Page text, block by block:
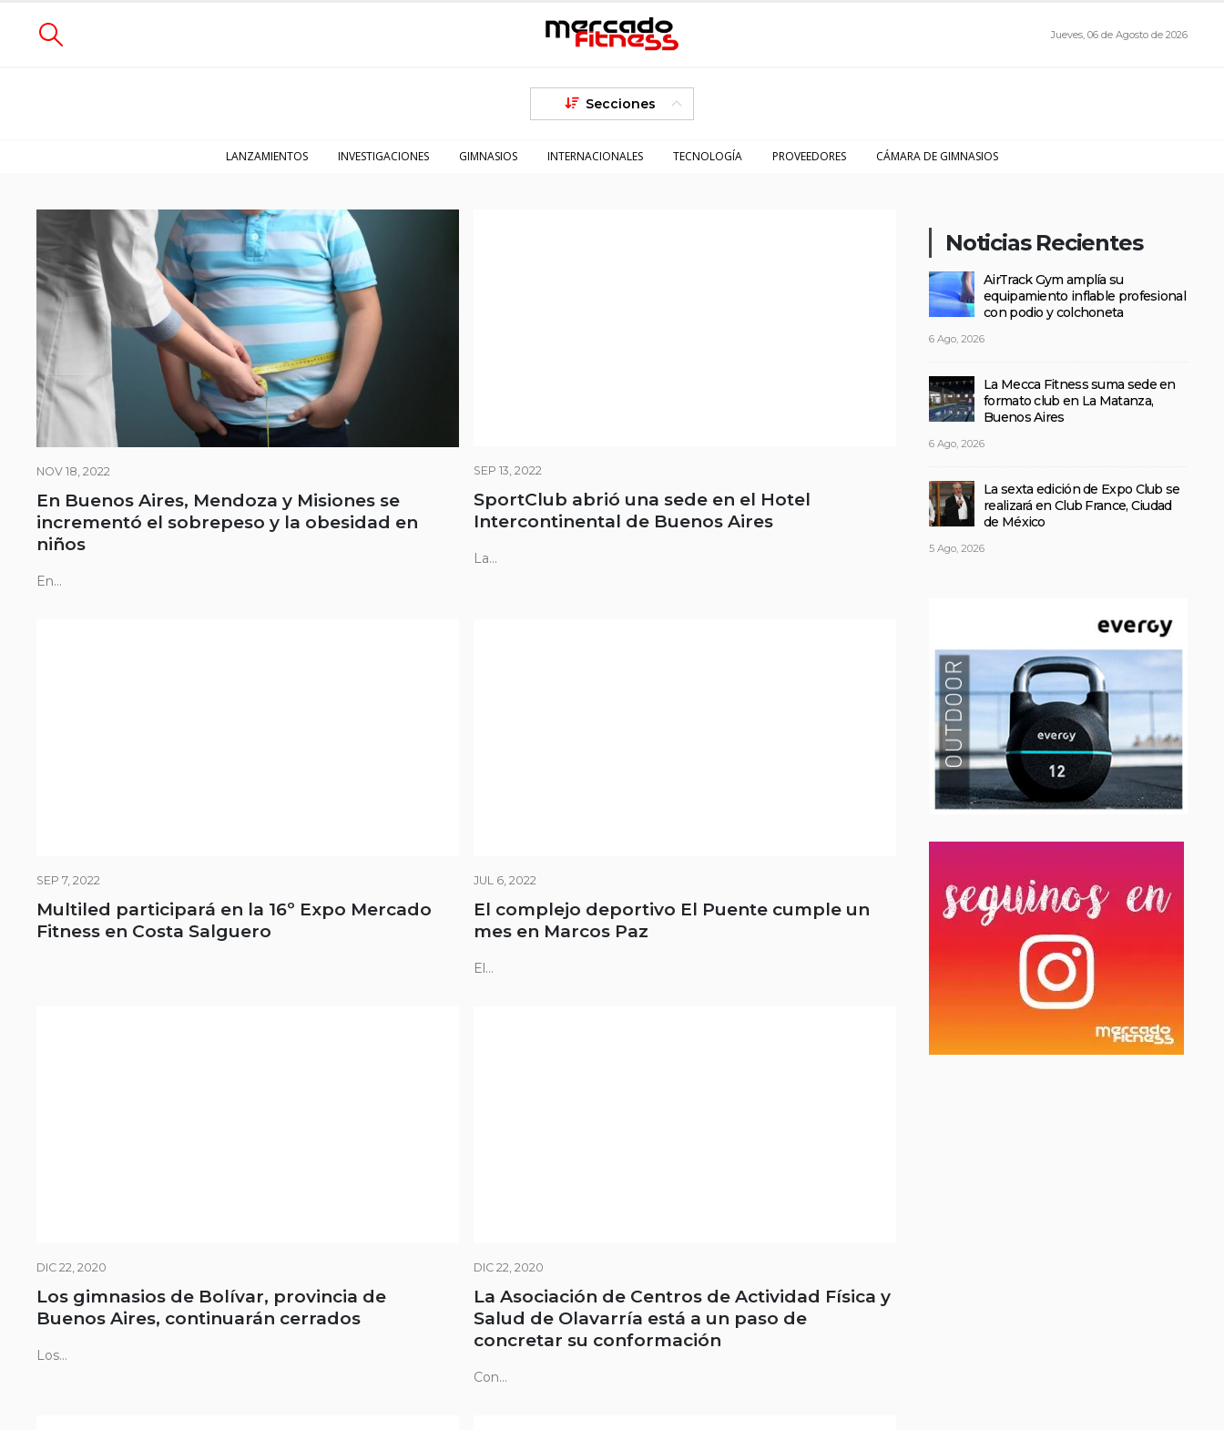
Jueves, 06 de Agosto de 2026
Secciones
LANZAMIENTOS INVESTIGACIONES GIMNASIOS INTERNACIONALES TECNOLOGÍA PROVEEDORES CÁMARA DE GIMNASIOS
NOV 18, 2022
En Buenos Aires, Mendoza y Misiones se
incrementó el sobrepeso y la obesidad en
niños
En...
SEP 13, 2022
SportClub abrió una sede en el Hotel
Intercontinental de Buenos Aires
La...
SEP 7, 2022
Multiled participará en la 16º Expo Mercado
Fitness en Costa Salguero
JUL 6, 2022
El complejo deportivo El Puente cumple un
mes en Marcos Paz
El...
DIC 22, 2020
Los gimnasios de Bolívar, provincia de
Buenos Aires, continuarán cerrados
Los...
DIC 22, 2020
La Asociación de Centros de Actividad Física y
Salud de Olavarría está a un paso de
concretar su conformación
Con...
Noticias Recientes
AirTrack Gym amplía su
equipamiento inflable profesional
con podio y colchoneta
6 Ago, 2026
La Mecca Fitness suma sede en
formato club en La Matanza,
Buenos Aires
6 Ago, 2026
La sexta edición de Expo Club se
realizará en Club France, Ciudad
de México
5 Ago, 2026